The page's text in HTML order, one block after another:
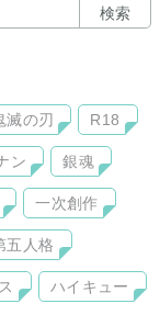
検索
滅の刃 R18
ン 銀魂
一次創作
五人格
ハイキュー